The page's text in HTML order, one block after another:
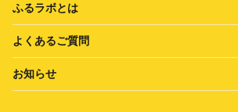
ふるラボとは
よくあるご質問
お知らせ